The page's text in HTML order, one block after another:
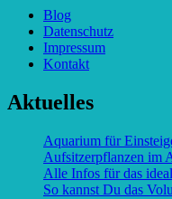
Blog
Datenschutz
Impressum
Kontakt
Aktuelles
Aquarium für
Aufsitzerpflanzen im
Alle Infos für das
So kannst Du das